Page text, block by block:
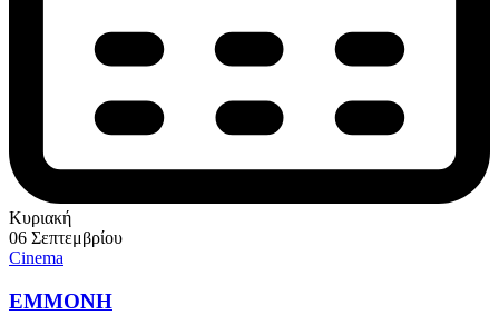
Κυριακή
06 Σεπτεμβρίου
Cinema
EMMONH